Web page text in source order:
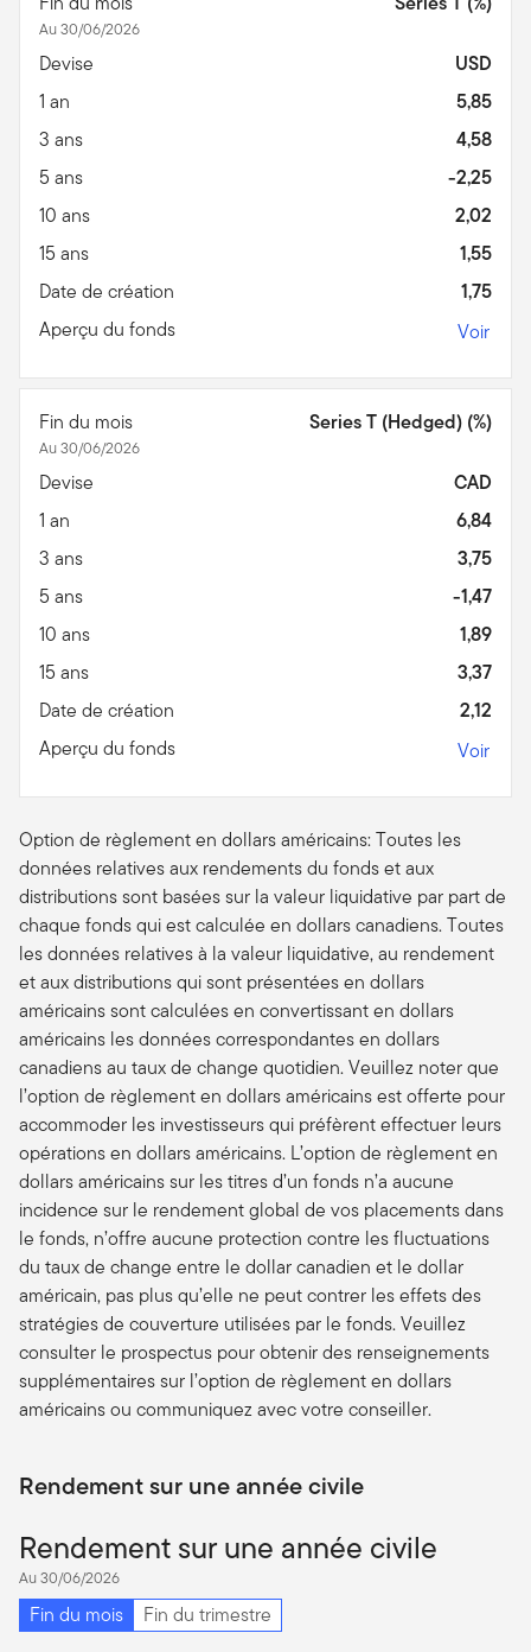
Au 30/06/2026
Devise
USD
1 an
5,85
3 ans
4,58
5 ans
-2,25
10 ans
2,02
15 ans
1,55
Date de création
1,75
Aperçu du fonds
Voir
Fin du mois
Au 30/06/2026
Series T (Hedged) (%)
Devise
CAD
1 an
6,84
3 ans
3,75
5 ans
-1,47
10 ans
1,89
15 ans
3,37
Date de création
2,12
Aperçu du fonds
Voir
Option de règlement en dollars américains: Toutes les
données relatives aux rendements du fonds et aux
distributions sont basées sur la valeur liquidative par part de
chaque fonds qui est calculée en dollars canadiens. Toutes
les données relatives à la valeur liquidative, au rendement
et aux distributions qui sont présentées en dollars
américains sont calculées en convertissant en dollars
américains les données correspondantes en dollars
canadiens au taux de change quotidien. Veuillez noter que
l’option de règlement en dollars américains est offerte pour
accommoder les investisseurs qui préfèrent effectuer leurs
opérations en dollars américains. L’option de règlement en
dollars américains sur les titres d’un fonds n’a aucune
incidence sur le rendement global de vos placements dans
le fonds, n’offre aucune protection contre les fluctuations
du taux de change entre le dollar canadien et le dollar
américain, pas plus qu’elle ne peut contrer les effets des
stratégies de couverture utilisées par le fonds. Veuillez
consulter le prospectus pour obtenir des renseignements
supplémentaires sur l’option de règlement en dollars
américains ou communiquez avec votre conseiller.
Rendement sur une année civile
Rendement sur une année civile
Au 30/06/2026
Fin du mois Fin du trimestre